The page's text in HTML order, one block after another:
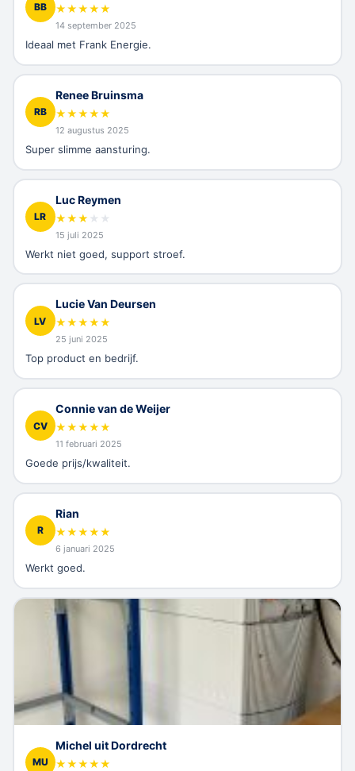
BB ★★★★★
14 september 2025
Ideaal met Frank Energie.
RB
Renee Bruinsma
★★★★★
12 augustus 2025
Super slimme aansturing.
LR
Luc Reymen
★★★ ★ ★
15 juli 2025
Werkt niet goed, support stroef.
LV
Lucie Van Deursen
★★★★★
25 juni 2025
Top product en bedrijf.
CV
Connie van de Weijer
★★★★★
11 februari 2025
Goede prijs/kwaliteit.
R
Rian
★★★★★
6 januari 2025
Werkt goed.
MU
Michel uit Dordrecht
★★★★★